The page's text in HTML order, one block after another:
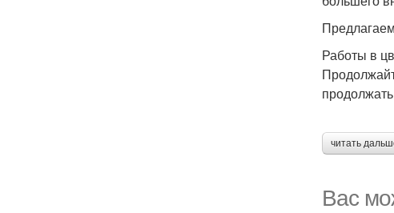
Работы в
читать
Вас